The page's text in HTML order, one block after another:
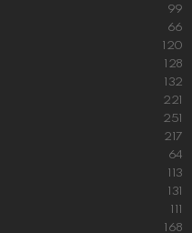
99
66
120
128
132
221
251
217
64
113
131
111
168